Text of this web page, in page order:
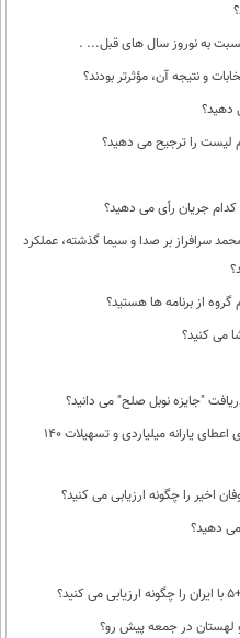
نسبت به نوروز سال های قبل... .
و نتیجه آن، مؤثرتر بودند؟
دهید؟
لیست را ترجیح می دهید؟
کدام جریان رأی می دهید؟
سرافراز بر صدا و سیما گذشته، عملکرد
گروه از برنامه ها هستید؟
می کنید؟
"جایزه نوبل صلح" می دانید؟
آیا با تصمیم سازمان مدیریت و برنامه ریزی برای اعطای یارانه میلیاردی و تسهیلات 140
اخیر را چگونه ارزیابی می کنید؟
و لهستان در جمعه پیش رو؟